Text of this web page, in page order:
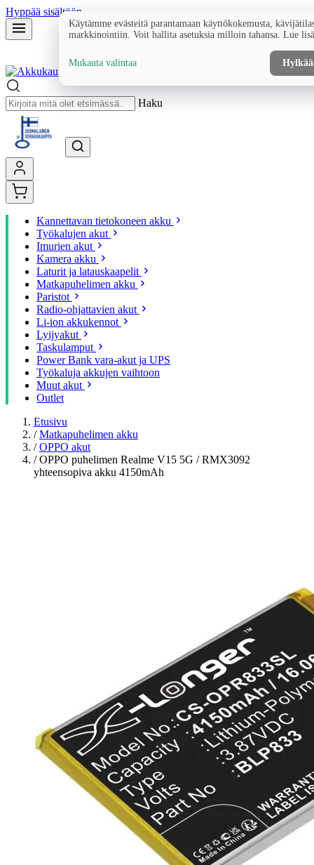
Hyppää sisältöön
Haku
Kannettavan tietokoneen akku
Työkalujen akut
Imurien akut
Kamera akku
Laturit ja latauskaapelit
Matkapuhelimen akku
Paristot
Radio-ohjattavien akut
Li-ion akkukennot
Lyijyakut
Taskulamput
Power Bank vara-akut ja UPS
Työkaluja akkujen vaihtoon
Muut akut
Outlet
Etusivu
/ Matkapuhelimen akku
/ OPPO akut
/ OPPO puhelimen Realme V15 5G / RMX3092
yhteensopiva akku 4150mAh
Käytämme evästeitä parantamaan käyttökokemusta,
markkinointiin. Voit hallita asetuksia milloin tahansa. Lue
Mukauta valintaa Hylkää